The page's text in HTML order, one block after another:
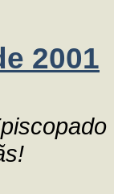
2001